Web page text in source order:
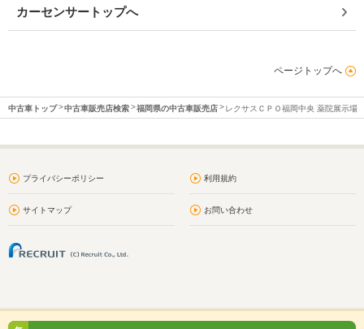
カーセンサートップへ
ページトップへ
中古車トップ 中古車販売店検索 福岡県の中古車販売店 レクサスＣＰＯ福岡中央 薬院展示場
プライバシーポリシー 利用規約
サイトマップ お問い合わせ